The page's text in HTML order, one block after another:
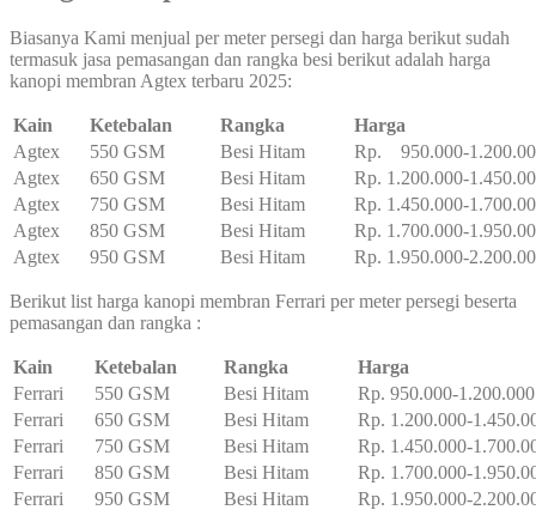
Biasanya Kami menjual per meter persegi dan harga berikut sudah
termasuk jasa pemasangan dan rangka besi berikut adalah harga
kanopi membran Agtex terbaru 2025:
Kain Ketebalan Rangka
Harga
Agtex
550 GSM Besi Hitam
Rp. 950.000-
Agtex
650 GSM Besi Hitam
Rp. 1.200.000-
Agtex
750 GSM Besi Hitam
Rp. 1.450.000-
Agtex
850 GSM Besi Hitam
Rp. 1.700.000-
Agtex
950 GSM Besi Hitam Rp. 1.950.000-
Berikut list harga kanopi membran Ferrari per meter persegi beserta
pemasangan dan rangka :
Kain Ketebalan Rangka
Harga
Ferrari
550 GSM Besi Hitam
Rp. 950.000-1.200.000
Ferrari
650 GSM Besi Hitam
Rp. 1.200.000-
Ferrari
750 GSM Besi Hitam
Rp. 1.450.000-
Ferrari
850 GSM Besi Hitam
Rp. 1.700.000-
Ferrari
950 GSM Besi Hitam Rp. 1.950.000-